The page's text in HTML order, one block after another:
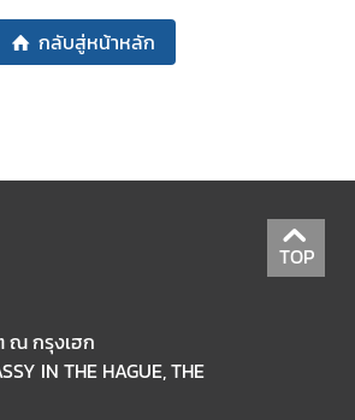
กลับสู่หน้าหลัก
TOP
ณ กรุงเฮก
IN THE HAGUE, THE